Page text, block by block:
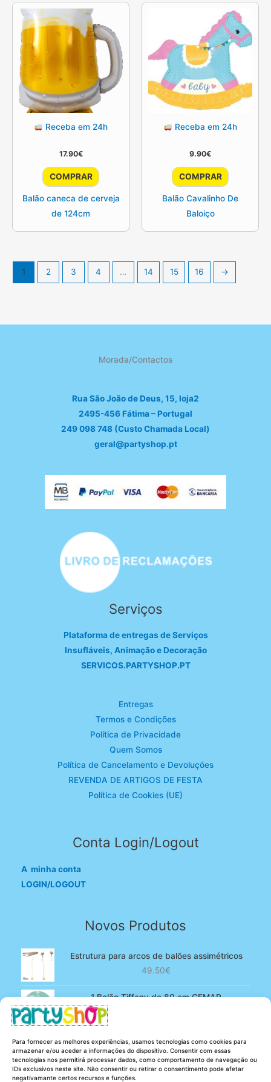
Para fornecer as melhores experiências, usamos tecnologias como cookies para
armazenar e/ou aceder a informações do dispositivo. Consentir com essas
tecnologias nos permitirá processar dados, como comportamento de navegação ou
IDs exclusivos neste site. Não consentir ou retirar o consentimento pode afetar
negativamante certos recursos e funções.
Receba em 24h
17.90€
COMPRAR
Balão caneca de cerveja
de 124cm
Receba em 24h
9.90€
COMPRAR
Balão Cavalinho De
Baloiço
1 2 3 4 … 14 15 16 →
Morada/Contactos
Rua São João de Deus, 15, loja2
2495-456 Fátima – Portugal
249 098 748 (Custo Chamada Local)
geral@partyshop.pt
Serviços
Plataforma de entregas de Serviços
Insufláveis, Animação e Decoração
SERVICOS.PARTYSHOP.PT
Entregas
Termos e Condições
Política de Privacidade
Quem Somos
Política de Cancelamento e Devoluções
REVENDA DE ARTIGOS DE FESTA
Política de Cookies (UE)
Conta Login/Logout
A minha conta
LOGIN/LOGOUT
Novos Produtos
Estrutura para arcos de balões assimétricos
49.50€
1 Balão Tiffany de 80 cm GEMAR
era:
4.90€.
é:
3.80€.
100 Balões Rosa bebé de 13 cm GEMAR -
Powder pink
5.25€ O4.20€O